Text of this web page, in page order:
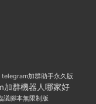
telegram加群助手永久版
加群機器人哪家好
議腳本無限制版